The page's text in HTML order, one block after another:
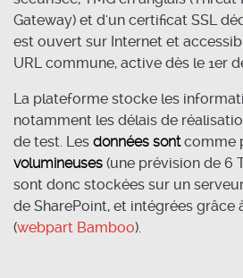
Gateway) et d'un certificat SSL
est ouvert sur Internet et
URL commune, active dès le 1er
La plateforme stocke les
notamment les délais de
de test. Les données sontcomme
volumineuses (une prévision de 6
sont donc stockées sur un
de SharePoint, et intégrées grâce
(webpart Bamboo).